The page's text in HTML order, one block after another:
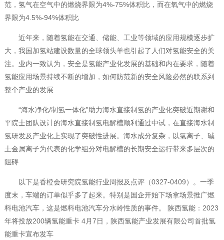
范，氢气在空气中的燃烧界限为4%-75%体积比，而在氧气中的燃烧
界限为4.5%-94%体积比
近年来，随着氢能在交通、储能、工业等领域的应用规模逐步扩
大，我国加氢站建设数量的全球领头羊也引起了人们对氢能安全的关
注。业内一致认为，安全是氢能产业化发展的基础和内在要求，随着
氢能应用场景持续不断的增加，如何防范新的安全风险必然的联系到
整个产业的发展
“海水净化/制氢一体化”助力海水直接制氢的产业化突破近期谢和
平院士团队设计的海水直接制氢电解槽顺利通过中试，在直接海水制
氢研发及产业化上实现了突破性进展。海水成分复杂，以氯离子、碱
土金属离子为代表的化学组分对电解槽的长期安全运行带来多层次的
阻碍
以下是香橙会研究院氢能行业周报及点评（0327-0409）。一季
度末，车端的订单似乎多了起来。特别是国企开始下场拿场景推广燃
料电池汽车，这是燃料电池汽车分水岭性质的事件。 陕西氢能：2023
年将投放200辆氢能重卡 4月7日，陕西氢能产业发展有限公司首批氢
能重卡宣布发车